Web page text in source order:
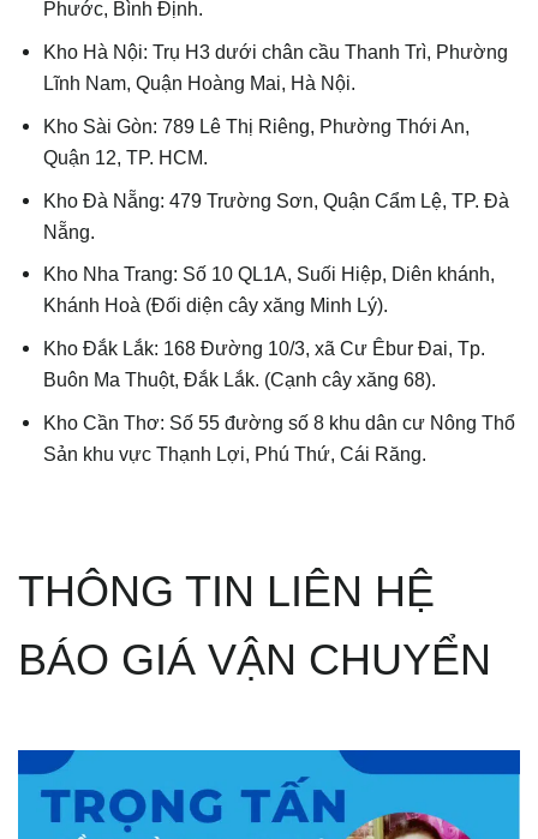
Phước, Bình Định.
Kho Hà Nội: Trụ H3 dưới chân cầu Thanh Trì, Phường
Lĩnh Nam, Quận Hoàng Mai, Hà Nội.
Kho Sài Gòn: 789 Lê Thị Riêng, Phường Thới An,
Quận 12, TP. HCM.
Kho Đà Nẵng: 479 Trường Sơn, Quận Cẩm Lệ, TP. Đà
Nẵng.
Kho Nha Trang: Số 10 QL1A, Suối Hiệp, Diên khánh,
Khánh Hoà (Đối diện cây xăng Minh Lý).
Kho Đắk Lắk: 168 Đường 10/3, xã Cư Êbur Đai, Tp.
Buôn Ma Thuột, Đắk Lắk. (Cạnh cây xăng 68).
Kho Cần Thơ: Số 55 đường số 8 khu dân cư Nông Thổ
Sản khu vực Thạnh Lợi, Phú Thứ, Cái Răng.
THÔNG TIN LIÊN HỆ
BÁO GIÁ VẬN CHUYỂN